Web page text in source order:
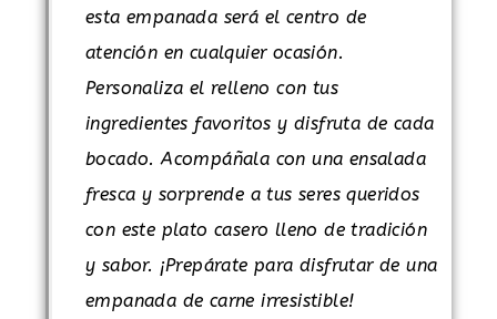
esta empanada será el centro de
atención en cualquier ocasión.
Personaliza el relleno con tus
ingredientes favoritos y disfruta de cada
bocado. Acompáñala con una ensalada
fresca y sorprende a tus seres queridos
con este plato casero lleno de tradición
y sabor. ¡Prepárate para disfrutar de una
empanada de carne irresistible!